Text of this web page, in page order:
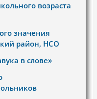
возраста
значения
район, НСО
в слове»